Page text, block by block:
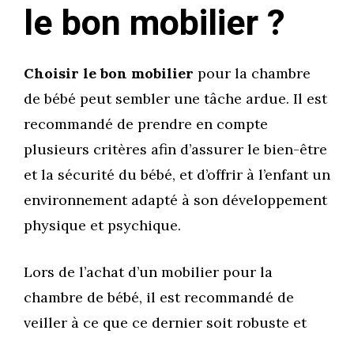
le bon mobilier ?
Choisir le bon mobilier pour la chambre
de bébé peut sembler une tâche ardue. Il est
recommandé de prendre en compte
plusieurs critères afin d’assurer le bien-être
et la sécurité du bébé, et d’offrir à l’enfant un
environnement adapté à son développement
physique et psychique.
Lors de l’achat d’un mobilier pour la
chambre de bébé, il est recommandé de
veiller à ce que ce dernier soit robuste et